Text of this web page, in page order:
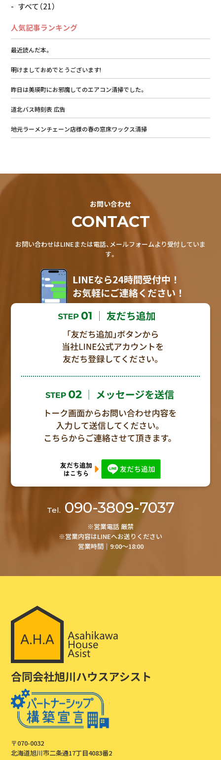
すべて（21）
人気記事ランキング
最近読んだ本。
明けましておめでとうございます!
昨日は美瑛町にお邪魔してのエアコン清掃でした。
道北バス時刻表 広告
地元ラーメンチェーン店様の春の窓床ワックス清掃
お問い合わせ
CONTACT
お問い合わせはLINEまたは電話、メールフォームより受付していま
す。
Tel. 090-3809-7037
※営業電話 厳禁
※営業内容はLINEへお送りください
営業時間│9:00～18:00
〒070-0032
北海道旭川市二条通17丁目4083番2